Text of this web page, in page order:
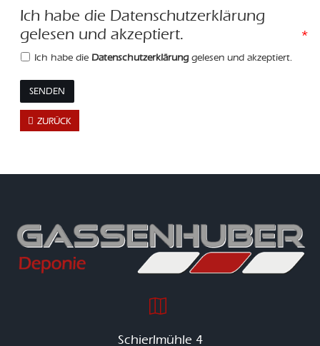
Ich habe die Datenschutzerklärung
gelesen und akzeptiert.
*
Ich habe die Datenschutzerklärunggelesen und akzeptiert.
SENDEN
ZURÜCK
Schierlmühle 4